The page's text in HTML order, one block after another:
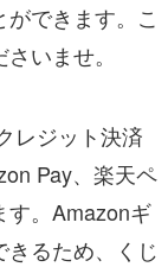
できます。こ
いませ。
レジット決済
Pay、楽天ペ
す。Amazonギ
るため、くじ